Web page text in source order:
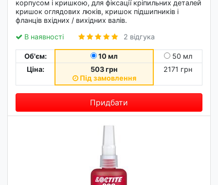
корпусом і кришкою, для фіксації кріпильних деталей
кришок оглядових люків, кришок підшипників і
фланців вхідних / вихідних валів.
В наявності
2 відгука
Об'єм: 10 мл
50 мл
Ціна:
503 грн
Під замовлення
2171 грн
Придбати